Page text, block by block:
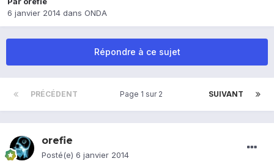
6 janvier 2014 dans ONDA
Répondre à ce sujet
PRÉCÉDENT SUIVANT
Page 1 sur 2
orefie
Posté(e) 6 janvier 2014